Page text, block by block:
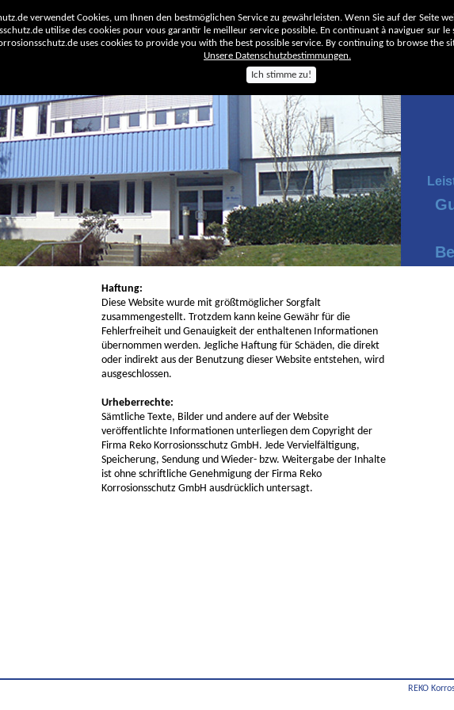
Haftung:
Diese Website wurde mit größtmöglicher Sorgfalt
zusammengestellt. Trotzdem kann keine Gewähr für die
Fehlerfreiheit und Genauigkeit der enthaltenen Informationen
übernommen werden. Jegliche Haftung für Schäden, die direkt
oder indirekt aus der Benutzung dieser Website entstehen, wird
ausgeschlossen.
Urheberrechte:
Sämtliche Texte, Bilder und andere auf der Website
veröffentlichte Informationen unterliegen dem Copyright der
Firma Reko Korrosionsschutz GmbH. Jede Vervielfältigung,
Speicherung, Sendung und Wieder- bzw. Weitergabe der Inhalte
ist ohne schriftliche Genehmigung der Firma Reko
Korrosionsschutz GmbH ausdrücklich untersagt.
REKO
verwendet Cookies, um Ihnen den bestmöglichen Service zu gewährleisten. Wenn Sie auf der Seite
utilise des cookies pour vous garantir le meilleur service possible. En continuant à naviguer sur
uses cookies to provide you with the best possible service. By continuing to browse the
Unsere Datenschutzbestimmungen.
Ich stimme zu!